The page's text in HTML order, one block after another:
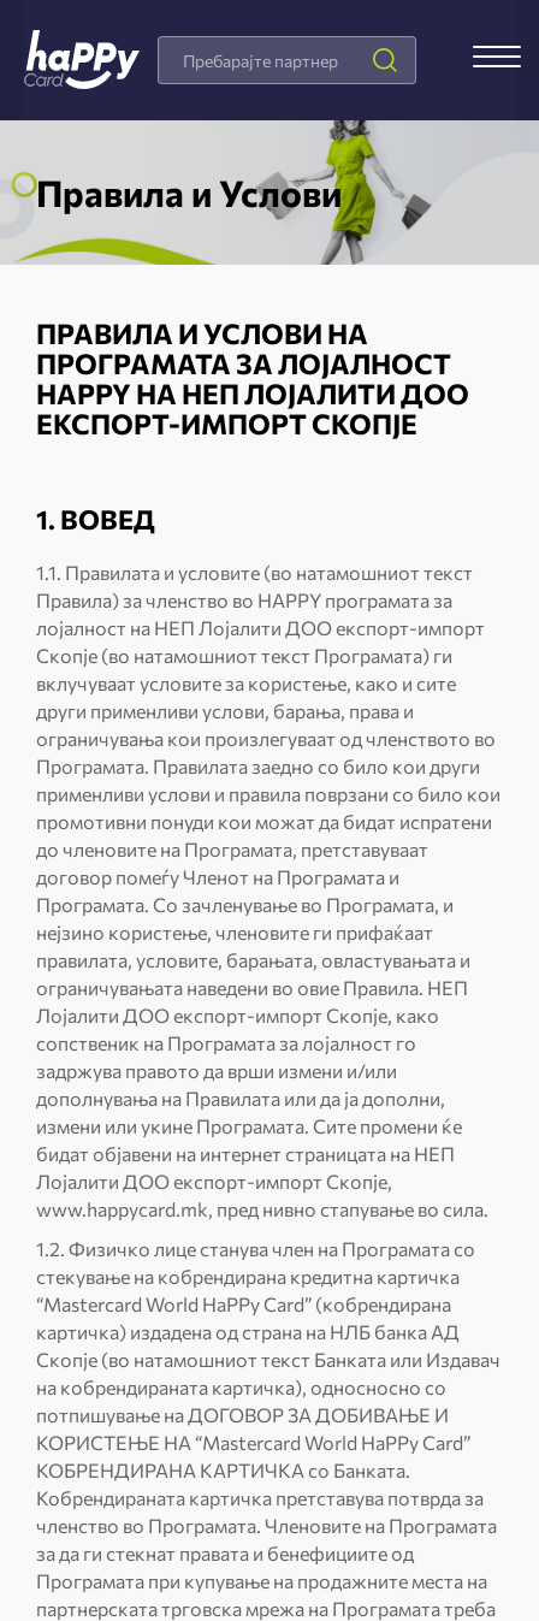
Search
Products
Правила и Услови
ПРАВИЛА И УСЛОВИ НА
ПРОГРАМАТА ЗА ЛОЈАЛНОСТ
HAPPY НА НЕП ЛОЈАЛИТИ ДОО
ЕКСПОРТ-ИМПОРТ СКОПЈЕ
1. ВОВЕД
1.1. Правилата и условите (во натамошниот текст
Правила) за членство во HAPPY програмата за
лојалност на НЕП Лојалити ДОО експорт-импорт
Скопје (во натамошниот текст Програмата) ги
вклучуваат условите за користење, како и сите
други применливи услови, барања, прaва и
ограничувања кои произлегуваат од членството во
Програмата. Правилата заедно со било кои други
применливи услови и правила поврзани со било кои
промотивни понуди кои можат да бидат испратени
до членовите на Програмата, претставуваат
договор помеѓу Членот на Програмата и
Програмата. Со зачленување во Програмата, и
нејзино користење, членовите ги прифаќаат
правилата, условите, барањата, овластувањата и
ограничувањата наведени во овие Правила. НЕП
Лојалити ДОО експорт-импорт Скопје, како
сопственик на Програмата за лојалност го
задржува правото да врши измени и/или
дополнувања на Правилата или да ја дополни,
измени или укине Програмата. Сите промени ќе
бидат објавени на интернет страницата на НЕП
Лојалити ДОО експорт-импорт Скопје,
www.happycard.mk, пред нивно стапување во сила.
1.2. Физичко лице станува член на Програмата со
стекување на кобрендирана кредитна картичка
“Mastercard World HaPPy Card” (кобрендирана
картичка) издадена од страна на НЛБ банка АД
Скопје (во натамошниот текст Банката или Издавач
на кобрендираната картичка), односносно со
потпишување на ДОГОВОР ЗА ДОБИВАЊЕ И
КОРИСТЕЊЕ НА “Mastercard World HaPPy Card”
КОБРЕНДИРАНА КАРТИЧКА со Банката.
Кобрендираната картичка претставува потврда за
членство во Програмата. Членовите на Програмата
за да ги стекнат правата и бенефициите од
Програмата при купување на продажните места на
партнерската трговска мрежа на Програмата треба